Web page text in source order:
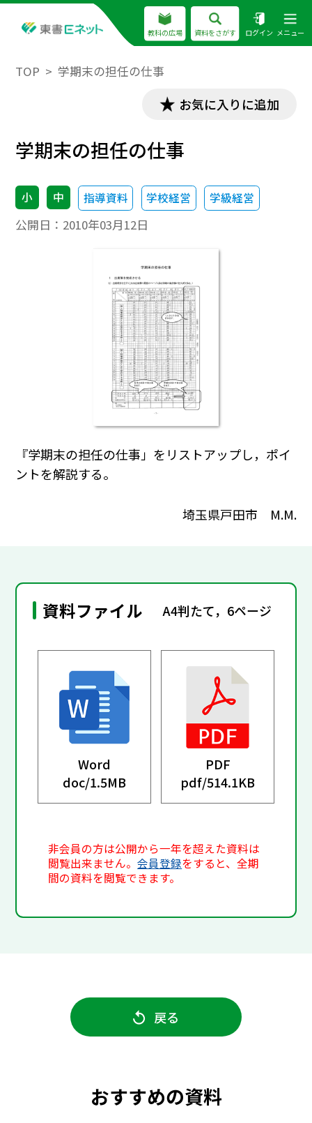
教科の広場 資料をさがす ログイン メニュー
TOP 学期末の担任の仕事
お気に入りに追加
学期末の担任の仕事
小 中 指導資料 学校経営 学級経営
公開日： 2010年03月12日
『学期末の担任の仕事」をリストアップし，ポイ
ントを解説する。
埼玉県戸田市 M.M.
資料ファイル A4判たて，6ページ
Word
doc/1.5MB
PDF
pdf/514.1KB
非会員の方は公開から一年を超えた資料は
閲覧出来ません。会員登録をすると、全期
間の資料を閲覧できます。
戻る
おすすめの資料